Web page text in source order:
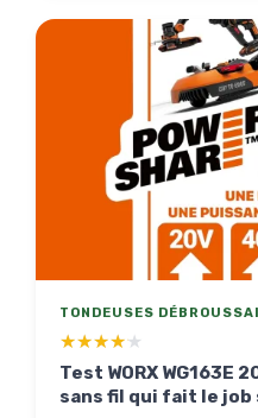
TONDEUSES
★★★★★
★★★★★
Test WORX WG163E
sans fil qui fait le job